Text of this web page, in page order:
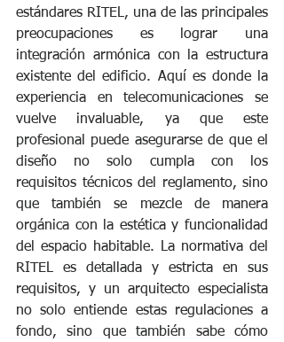
estándares RITEL, una de las principales
preocupaciones es lograr una
integración armónica con la estructura
existente del edificio. Aquí es donde la
experiencia en telecomunicaciones se
vuelve invaluable, ya que este
profesional puede asegurarse de que el
diseño no solo cumpla con los
requisitos técnicos del reglamento, sino
que también se mezcle de manera
orgánica con la estética y funcionalidad
del espacio habitable. La normativa del
RITEL es detallada y estricta en sus
requisitos, y un arquitecto especialista
no solo entiende estas regulaciones a
fondo, sino que también sabe cómo